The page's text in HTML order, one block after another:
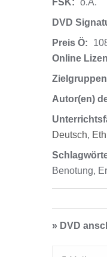
FSK: o.A.
DVD
Preis Ö:
Online
Autor(en)
Deutsch,
Benotung,
» DVD